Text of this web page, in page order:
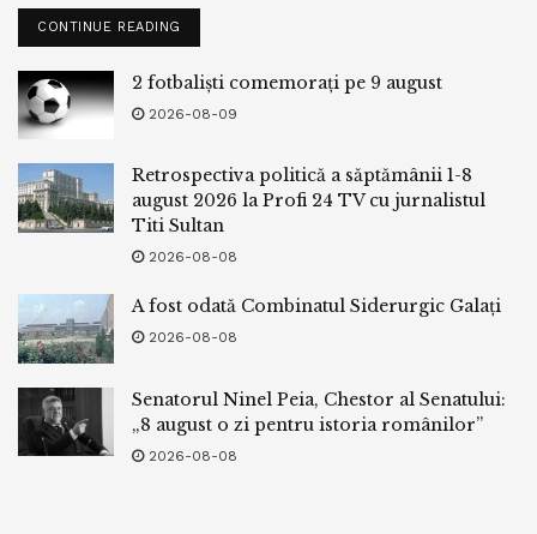
CONTINUE READING
2 fotbaliști comemorați pe 9 august
2026-08-09
Retrospectiva politică a săptămânii 1-8
august 2026 la Profi 24 TV cu jurnalistul
Titi Sultan
2026-08-08
A fost odată Combinatul Siderurgic Galați
2026-08-08
Senatorul Ninel Peia, Chestor al Senatului:
„8 august o zi pentru istoria românilor”
2026-08-08